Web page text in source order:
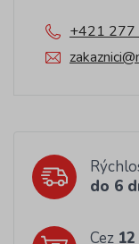
+421
do 6
Cez